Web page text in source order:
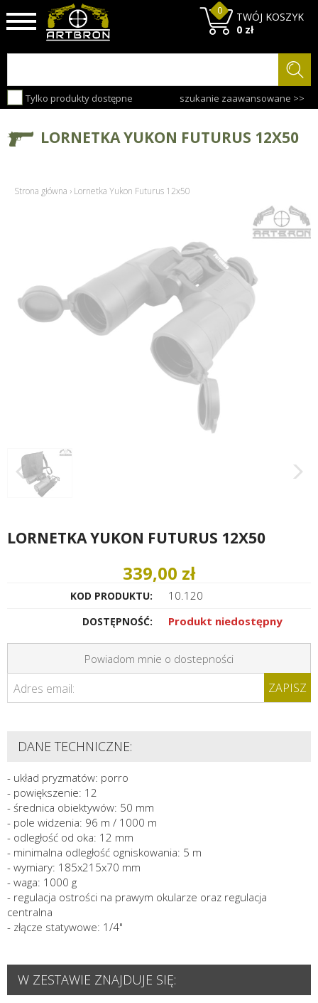
Tylko produkty dostępne szukanie zaawansowane >>
TWÓJ KOSZYK
0
0 zł
LORNETKA YUKON FUTURUS 12X50
Strona główna › Lornetka Yukon Futurus 12x50
LORNETKA YUKON FUTURUS 12X50
339,00 zł
KOD PRODUKTU: 10.120
DOSTĘPNOŚĆ: Produkt niedostępny
Powiadom mnie o dostepności
Adres email: ZAPISZ
DANE TECHNICZNE:
- układ pryzmatów: porro
- powiększenie: 12
- średnica obiektywów: 50 mm
- pole widzenia: 96 m / 1000 m
- odległość od oka: 12 mm
- minimalna odległość ogniskowania: 5 m
- wymiary: 185x215x70 mm
- waga: 1000 g
- regulacja ostrości na prawym okularze oraz regulacja
centralna
- złącze statywowe: 1/4"
W ZESTAWIE ZNAJDUJE SIĘ: